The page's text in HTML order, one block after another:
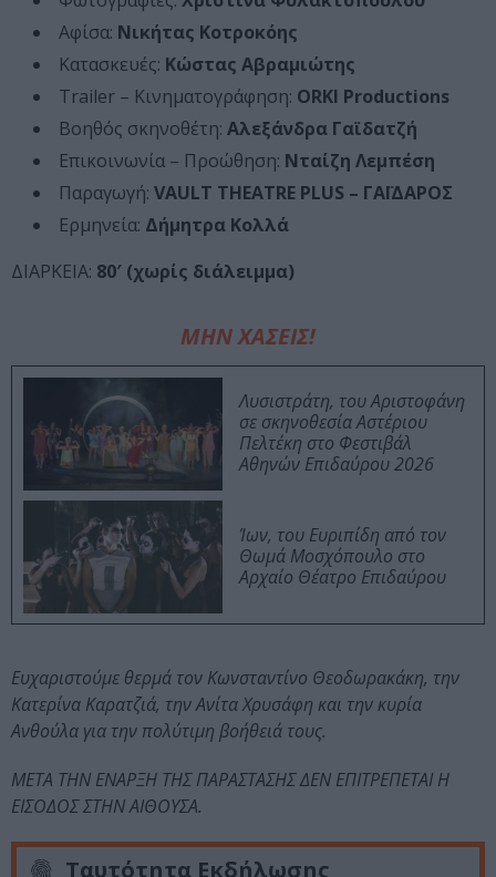
Αφίσα: Νικήτας Κοτροκόης
Κατασκευές: Κώστας Αβραμιώτης
Trailer – Κινηματογράφηση: ORKI Productions
Βοηθός σκηνοθέτη: Αλεξάνδρα Γαϊδατζή
Επικοινωνία – Προώθηση: Νταίζη Λεμπέση
Παραγωγή: VAULT THEATRE PLUS – ΓΑΪΔΑΡΟΣ
Ερμηνεία: Δήμητρα Κολλά
ΔΙΑΡΚΕΙΑ: 80′ (χωρίς διάλειμμα)
ΜΗΝ ΧΑΣΕΙΣ!
Λυσιστράτη, του Αριστοφάνη
σε σκηνοθεσία Αστέριου
Πελτέκη στο Φεστιβάλ
Αθηνών Επιδαύρου 2026
Ίων, του Ευριπίδη από τον
Θωμά Μοσχόπουλο στο
Αρχαίο Θέατρο Επιδαύρου
Ευχαριστούμε θερμά τον Κωνσταντίνο Θεοδωρακάκη, την
Κατερίνα Καρατζιά, την Ανίτα Χρυσάφη και την κυρία
Ανθούλα για την πολύτιμη βοήθειά τους.
ΜΕΤΑ ΤΗΝ ΕΝΑΡΞΗ ΤΗΣ ΠΑΡΑΣΤΑΣΗΣ ΔΕΝ ΕΠΙΤΡΕΠΕΤΑΙ Η
ΕΙΣΟΔΟΣ ΣΤΗΝ ΑΙΘΟΥΣΑ.
Ταυτότητα Εκδήλωσης